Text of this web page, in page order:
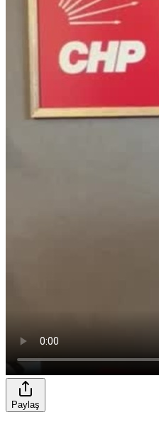
Paylaş